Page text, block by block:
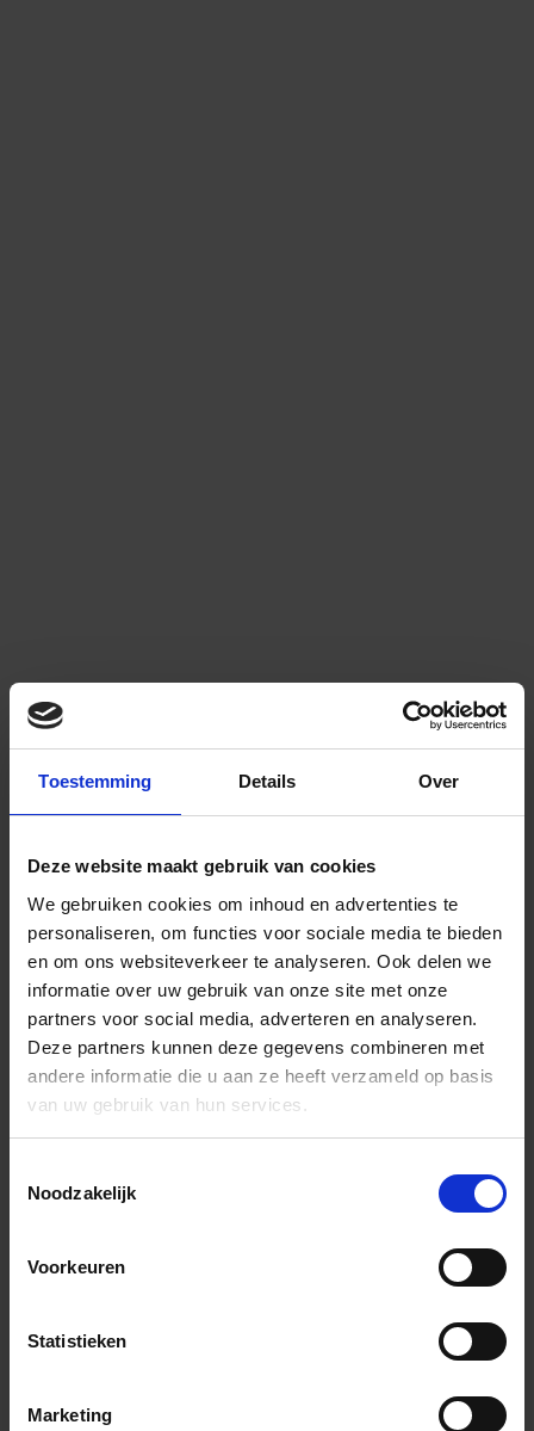
Toestemming Details Over
Deze website maakt gebruik van cookies
We gebruiken cookies om inhoud en advertenties te
personaliseren, om functies voor sociale media te bieden
en om ons websiteverkeer te analyseren. Ook delen we
informatie over uw gebruik van onze site met onze
partners voor social media, adverteren en analyseren.
Deze partners kunnen deze gegevens combineren met
andere informatie die u aan ze heeft verzameld op basis
van uw gebruik van hun services.
Noodzakelijk
Voorkeuren
Statistieken
Marketing